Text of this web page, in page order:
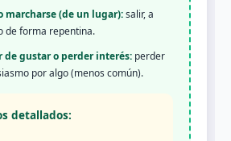
marcharse (de un lugar):salir, a
de forma repentina.
de gustar o perder interés: perder
por algo (menos común).
detallados: